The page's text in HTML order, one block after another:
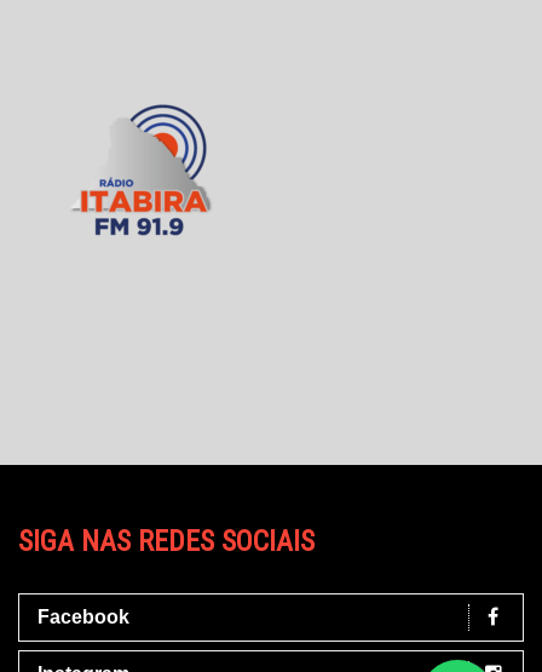
SIGA NAS REDES SOCIAIS
Facebook